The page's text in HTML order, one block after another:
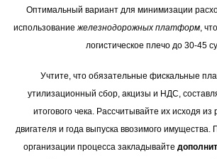
Оптимальный вариант для минимизации
использованиежелезнодорожных платформ,
логистическое плечо до 30-45
Учтите, что обязательные фискальные
утилизационный сбор, акцизы и НДС,
итогового чека. Рассчитывайте их исходя
двигателя и года выпуска ввозимого имущества.
организации процесса закладывайте